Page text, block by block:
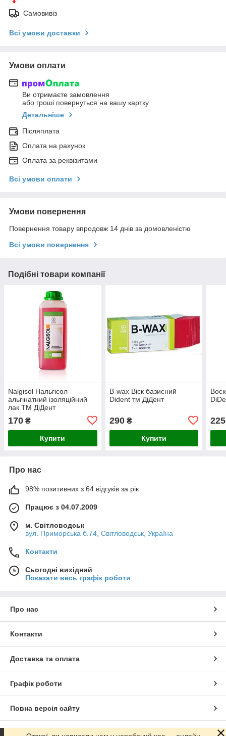
Самовивіз
Всі умови доставки
Умови оплати
Ви отримаєте замовлення
або гроші повернуться на вашу картку
Детальніше
Післяплата
Оплата на рахунок
Оплата за реквізитами
Всі умови оплати
Умови повернення
Повернення товару впродовж 14 днів за домовленістю
Всі умови повернення
Подібні товари компанії
Nalgisol Нальгісол
альгінатний ізоляційний
лак ТМ ДіДент
170 ₴
Купити
B-wax Віск базисний
Dident тм ДіДент
290₴
Купити
225
Про нас
98% позитивних з 64 відгуків за рік
Працює з 04.07.2009
м. Світловодськ
вул. Приморська б.74, Світловодськ, Україна
Контакти
Сьогодні вихідний
Показати весь графік роботи
Про нас
Контакти
Доставка та оплата
Графік роботи
Повна версія сайту
Сайт створено на маркетплейсі Prom.ua